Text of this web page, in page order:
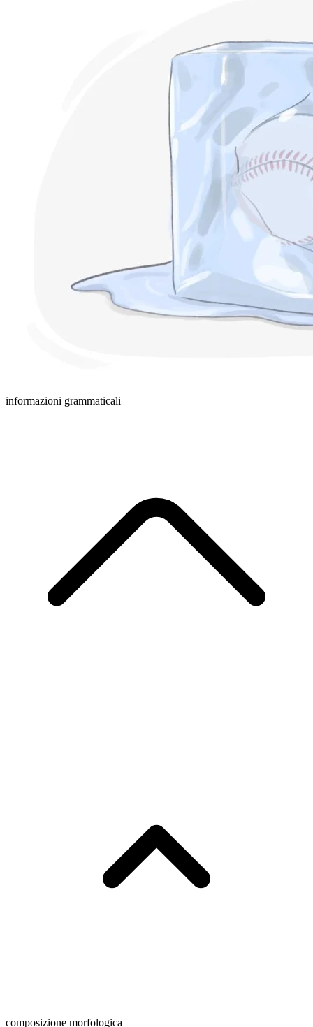
informazioni grammaticali
composizione morfologica